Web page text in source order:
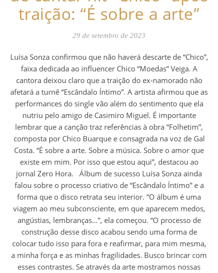
traição: “É sobre a arte”
29 de setembro de 2023
Luísa Sonza confirmou que não haverá descarte de “Chico”,
faixa dedicada ao influencer Chico “Moedas” Veiga. A
cantora deixou claro que a traição do ex-namorado não
afetará a turnê “Escândalo Íntimo”. A artista afirmou que as
performances do single vão além do sentimento que ela
nutriu pelo amigo de Casimiro Miguel. É importante
lembrar que a canção traz referências à obra “Folhetim”,
composta por Chico Buarque e consagrada na voz de Gal
Costa. “É sobre a arte. Sobre a música. Sobre o amor que
existe em mim. Por isso que estou aqui”, destacou ao
jornal Zero Hora. Álbum de sucesso Luísa Sonza ainda
falou sobre o processo criativo de “Escândalo Íntimo” e a
forma que o disco retrata seu interior. “O álbum é uma
viagem ao meu subconsciente, em que aparecem medos,
angústias, lembranças…”, ela começou. “O processo de
construção desse disco acabou sendo uma forma de
colocar tudo isso para fora e reafirmar, para mim mesma,
a minha força e as minhas fragilidades. Busco brincar com
esses contrastes. Se através da arte mostramos nossas